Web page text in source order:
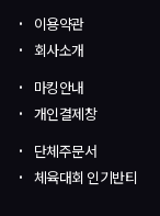
이용약관
회사소개
마킹안내
개인결제창
단체주문서
체육대회 인기반티